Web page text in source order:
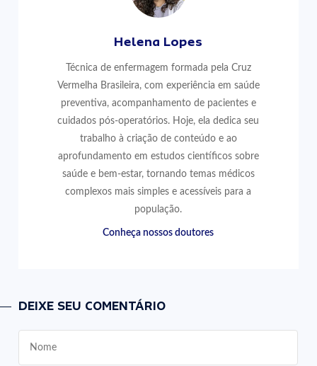
Helena Lopes
Técnica de enfermagem formada pela Cruz
Vermelha Brasileira, com experiência em saúde
preventiva, acompanhamento de pacientes e
cuidados pós-operatórios. Hoje, ela dedica seu
trabalho à criação de conteúdo e ao
aprofundamento em estudos científicos sobre
saúde e bem-estar, tornando temas médicos
complexos mais simples e acessíveis para a
população.
Conheça nossos doutores
DEIXE SEU COMENTÁRIO